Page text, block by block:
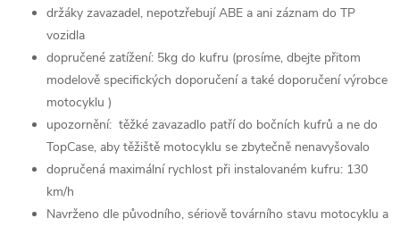
držáky zavazadel, nepotzřebují ABE a ani záznam do TP
vozidla
dopručené zatížení: 5kg do kufru (prosíme, dbejte přitom
modelově specifických doporučení a také doporučení výrobce
motocyklu )
upozornění: těžké zavazadlo patří do bočních kufrů a ne do
TopCase, aby těžiště motocyklu se zbytečně nenavyšovalo
dopručená maximální rychlost při instalovaném kufru: 130
km/h
Navrženo dle původního, sériově továrního stavu motocyklu a